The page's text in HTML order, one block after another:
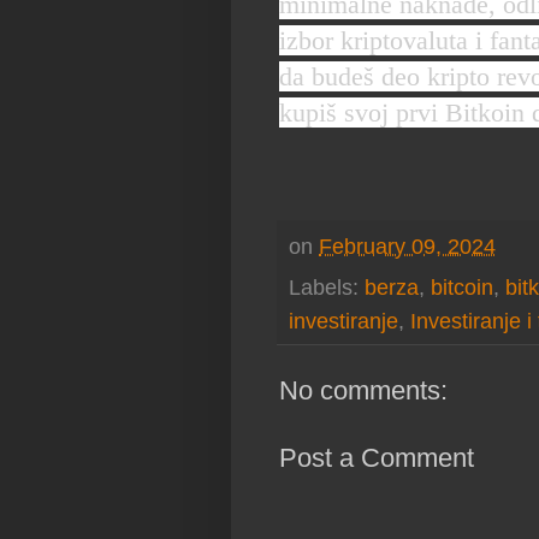
izbor kriptovaluta i
da budeš deo kripto
kupiš svoj prvi Bitkoin
on February 09, 2024
Labels: berza, bitcoin,
investiranje, Investiranje i
No comments:
Post a Comment